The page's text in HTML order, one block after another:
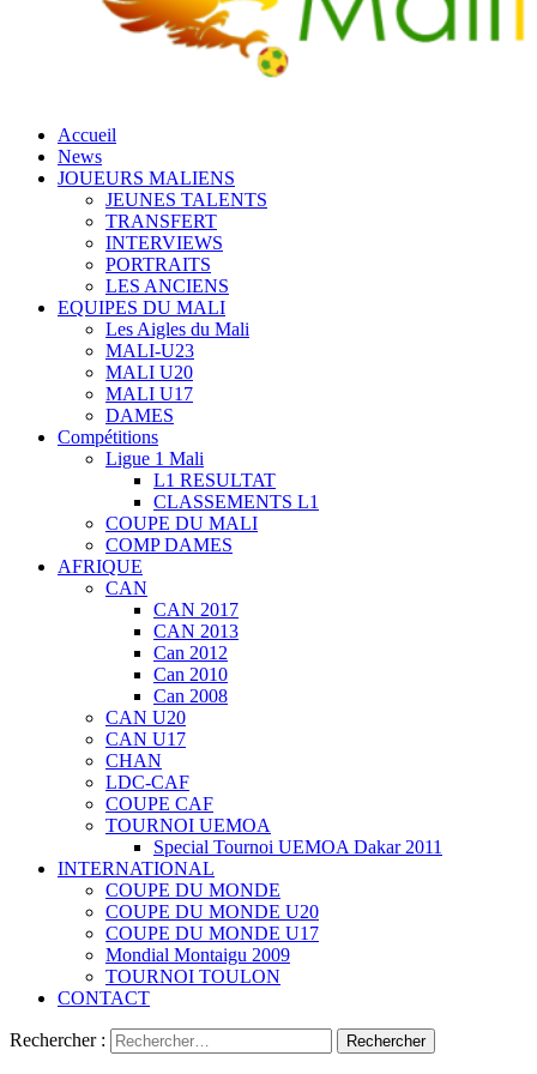
Accueil
News
JOUEURS MALIENS
JEUNES TALENTS
TRANSFERT
INTERVIEWS
PORTRAITS
LES ANCIENS
EQUIPES DU MALI
Les Aigles du Mali
MALI-U23
MALI U20
MALI U17
DAMES
Compétitions
Ligue 1 Mali
L1 RESULTAT
CLASSEMENTS L1
COUPE DU MALI
COMP DAMES
AFRIQUE
CAN
CAN 2017
CAN 2013
Can 2012
Can 2010
Can 2008
CAN U20
CAN U17
CHAN
LDC-CAF
COUPE CAF
TOURNOI UEMOA
Special Tournoi UEMOA Dakar 2011
INTERNATIONAL
COUPE DU MONDE
COUPE DU MONDE U20
COUPE DU MONDE U17
Mondial Montaigu 2009
TOURNOI TOULON
CONTACT
Rechercher :